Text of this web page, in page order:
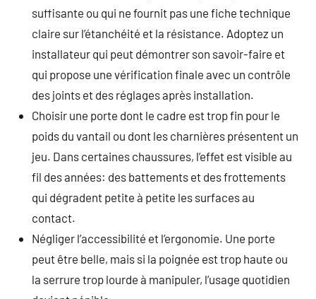
suffisante ou qui ne fournit pas une fiche technique
claire sur l’étanchéité et la résistance. Adoptez un
installateur qui peut démontrer son savoir-faire et
qui propose une vérification finale avec un contrôle
des joints et des réglages après installation.
Choisir une porte dont le cadre est trop fin pour le
poids du vantail ou dont les charnières présentent un
jeu. Dans certaines chaussures, l’effet est visible au
fil des années: des battements et des frottements
qui dégradent petite à petite les surfaces au
contact.
Négliger l’accessibilité et l’ergonomie. Une porte
peut être belle, mais si la poignée est trop haute ou
la serrure trop lourde à manipuler, l’usage quotidien